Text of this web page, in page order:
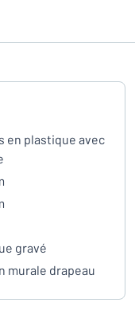
en plastique avec
gravé
murale drapeau